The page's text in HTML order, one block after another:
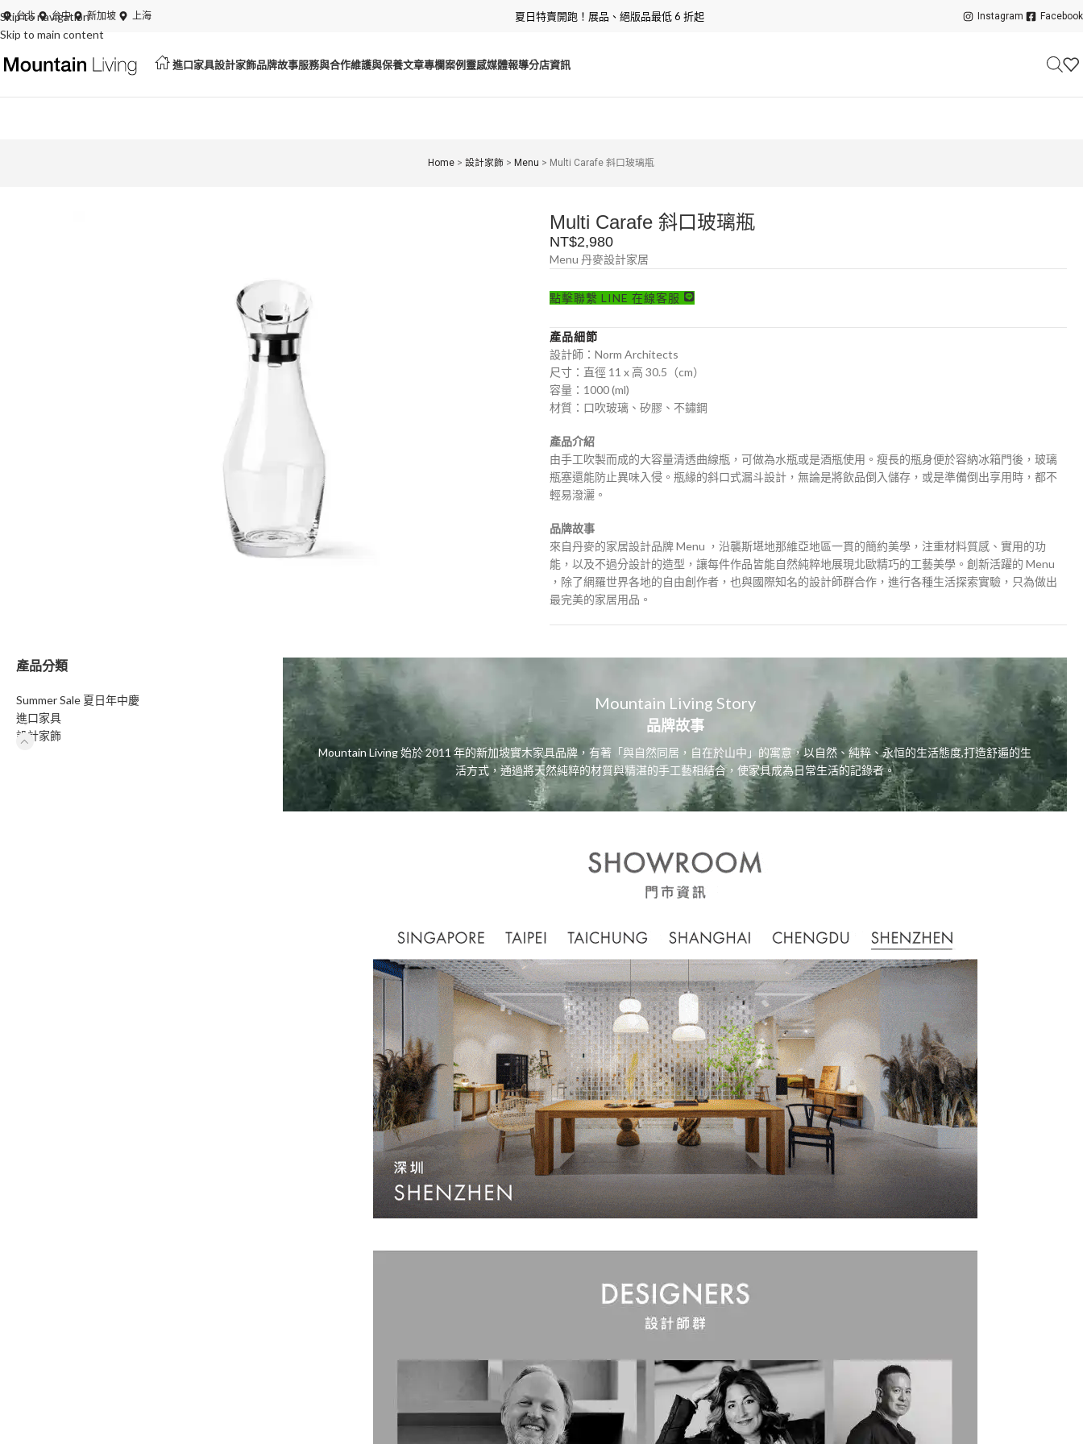
Skip to navigation
Skip to main content
台北 台中 新加坡 上海
夏日特賣開跑！展品、絕版品最低 6 折起 夏日特賣開跑！展品、絕版品最低 6 折起 Instagram Facebook
進口家具設計家飾品牌故事服務與合作維護與保養文章專欄案例靈感媒體報導分店資訊
Home >設計家飾 > Menu > Multi Carafe 斜口玻璃瓶
Multi Carafe 斜口玻璃瓶
NT$2,980
Menu 丹麥設計家居
點擊聯繫 LINE 在線客服
產品細節
設計師：Norm Architects
尺寸：直徑 11 x 高 30.5（cm）
容量：1000 (ml)
材質：口吹玻璃、矽膠、不鏽鋼
產品介紹
由手工吹製而成的大容量清透曲線瓶，可做為水瓶或是酒瓶使用。瘦長的瓶身便於容納冰箱門後，玻璃
瓶塞還能防止異味入侵。瓶緣的斜口式漏斗設計，無論是將飲品倒入儲存，或是準備倒出享用時，都不
輕易潑灑。
品牌故事
來自丹麥的家居設計品牌 Menu ，沿襲斯堪地那維亞地區一貫的簡約美學，注重材料質感、實用的功
能，以及不過分設計的造型，讓每件作品皆能自然純粹地展現北歐精巧的工藝美學。創新活躍的 Menu
，除了網羅世界各地的自由創作者，也與國際知名的設計師群合作，進行各種生活探索實驗，只為做出
最完美的家居用品。
產品分類
Summer Sale 夏日年中慶
進口家具
設計家飾
Mountain Living Story
品牌故事
Mountain Living 始於 2011 年的新加坡實木家具品牌，有著「與自然同居，自在於山中」的寓意，以自然、純粹、永恒的生活態度,打造舒遍的生
活方式，通過將天然純粹的材質與精湛的手工藝相結合，使家具成為日常生活的記錄者。